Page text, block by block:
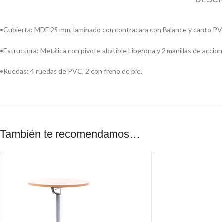
•Cubierta: MDF 25 mm, laminado con contracara con Balance y canto
•Estructura: Metálica con pivote abatible Liberona y 2 manillas de
•Ruedas: 4 ruedas de PVC, 2 con freno de pie.
También te recomendamos…